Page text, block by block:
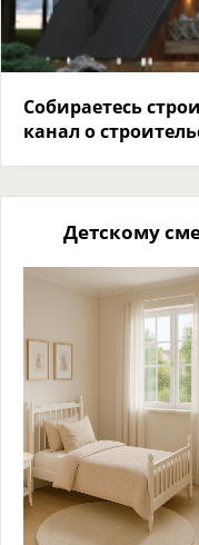
Собираетесь
канал о
Детскому